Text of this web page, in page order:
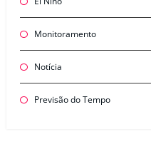
Monitoramento
Notícia
Previsão do Tempo